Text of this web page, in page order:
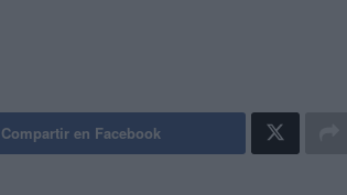
Compartir en Facebook